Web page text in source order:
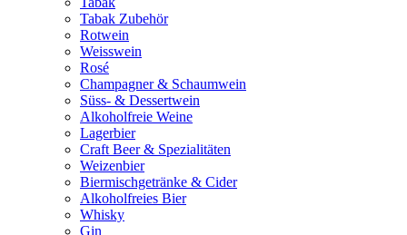
Tabak Zubehör
Rotwein
Weisswein
Rosé
Champagner & Schaumwein
Süss- & Dessertwein
Alkoholfreie Weine
Lagerbier
Craft Beer & Spezialitäten
Weizenbier
Biermischgetränke & Cider
Alkoholfreies Bier
Whisky
Gin